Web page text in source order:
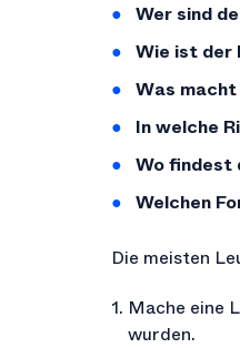
Wer sind
Wie ist
Was
In welche
Wo findest
Welchen
Die meisten
Mache eine
wurden.